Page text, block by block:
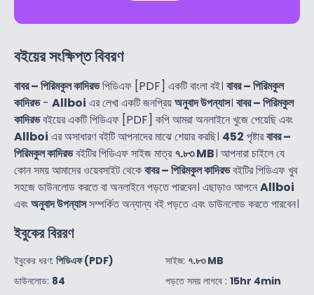
বইয়ের সংক্ষিপ্ত বিবরণ
বাবর – পিরিমকুল কাদিরভপিডিএফ [PDF] একটি বাংলা বই। বাবর – পিরিমকুল
কাদিরভ- Allboi এর লেখা একটি জনপ্রিয়অনুবাদ উপন্যাস। বাবর – পিরিমকুল
কাদিরভবইয়ের একটি পিডিএফ [PDF] কপি আমরা অনলাইনে খুজে পেয়েছি এবং
Allboi এর অসাধারণ বইটি আপনাদের মাঝে শেয়ার করছি। 452 পৃষ্টারবাবর –
পিরিমকুল কাদিরভবইটির পিডিএফ সাইজ মাত্র৭.৮৩ MB। আপনারা চাইলে যে
কোন সময় আমাদের ওয়েবসাইট থেকেবাবর – পিরিমকুল কাদিরভবইটির পিডিএফ খুব
সহজে ডাউনলোড করতে বা অনলাইনে পড়তে পারবেন। এছাড়াও আপনেAllboi
এবংঅনুবাদ উপন্যাসসম্পর্কিত অন্যান্য বই পড়তে এবং ডাউনলোড করতে পারবেন।
ইবুকের বিররণ
ইবুকের ধরণ: পিডিএফ (PDF)
ডাউনলোড: 84
সাইজ: ৭.৮৩ MB
পড়তে সময় লাগবে : 15hr 4min